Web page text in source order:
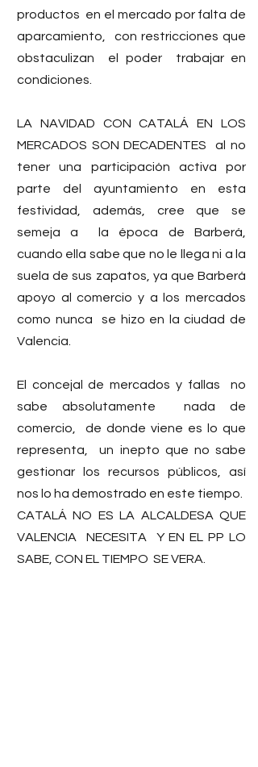
productos  en el mercado por falta de
aparcamiento,  con restricciones que
obstaculizan  el poder  trabajar en
condiciones.
LA NAVIDAD CON CATALÁ EN LOS
MERCADOS SON DECADENTES  al no
tener una participación activa por
parte del ayuntamiento en esta
festividad, además, cree que se
semeja a  la época de Barberá,
cuando ella sabe que no le llega ni a la
suela de sus zapatos, ya que Barberá
apoyo al comercio y a los mercados
como nunca  se hizo en la ciudad de
Valencia.
El concejal de mercados y fallas  no
sabe absolutamente  nada de
comercio,  de donde viene es lo que
representa,  un inepto que no sabe
gestionar los recursos públicos, así
nos lo ha demostrado en este tiempo.
CATALÁ NO ES LA ALCALDESA QUE
VALENCIA  NECESITA  Y EN EL PP LO
SABE, CON EL TIEMPO  SE VERA.